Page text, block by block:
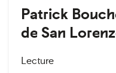
Patrick
de San
Lecture